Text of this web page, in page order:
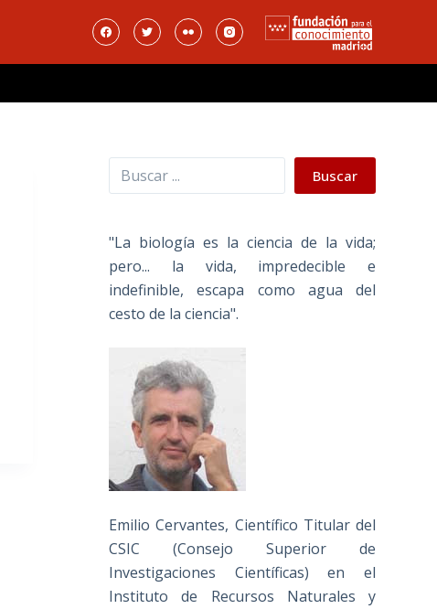
Buscar Buscar
"La biología es la ciencia de la vida;
pero... la vida, impredecible e
indefinible, escapa como agua del
cesto de la ciencia".
Emilio Cervantes, Científico Titular del
CSIC (Consejo Superior de
Investigaciones Científicas) en el
Instituto de Recursos Naturales y